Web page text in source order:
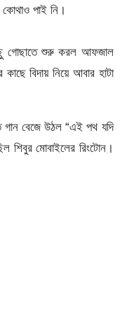
পাই নি।
গোছাতে শুরু করল আফজাল
বিদায় নিয়ে আবার হাটা
গান বেজে উঠল “এই পথ যদি
শিবুর মোবাইলের রিংটোন।